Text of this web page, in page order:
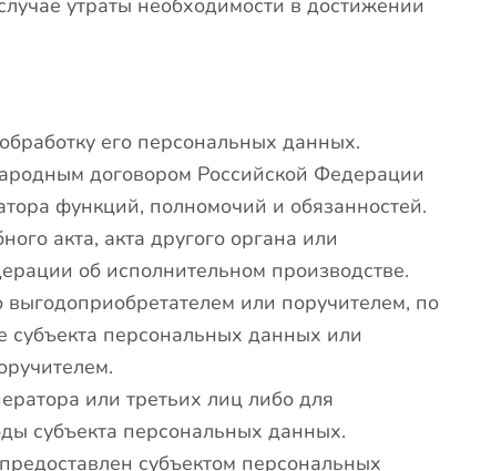
его персональных данных.
договором Российской Федерации
функций, полномочий и обязанностей.
акта, акта другого органа или
об исполнительном производстве.
или поручителем, по
субъекта персональных данных или
или третьих лиц либо для
субъекта персональных данных.
субъектом персональных